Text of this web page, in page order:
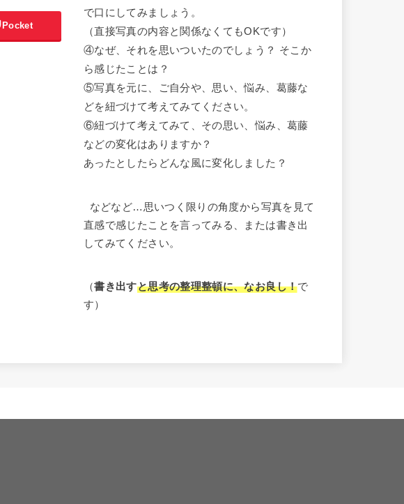
Pocket
で口にしてみましょう。
（直接写真の内容と関係なくてもOKです）
④なぜ、それを思いついたのでしょう？ そこか
ら感じたことは？
⑤写真を元に、ご自分や、思い、悩み、葛藤な
どを紐づけて考えてみてください。
⑥紐づけて考えてみて、その思い、悩み、葛藤
などの変化はありますか？
あったとしたらどんな風に変化しました？
などなど…思いつく限りの角度から写真を見て
直感で感じたことを言ってみる、または書き出
してみてください。
（書き出すと思考の整理整頓に、なお良し！で
す）